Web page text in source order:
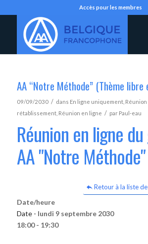
Accès pour les membres
AA “Notre Méthode” (Thème
09/09/2030 / dans En ligne uniquement, Réunion
rétablissement, Réunion en ligne / par Paul-eau
Réunion en ligne
AA "Notre Méthode"
Retour à la liste
Date/heure
Date - lundi 9 septembre 2030
18:00 - 19:30